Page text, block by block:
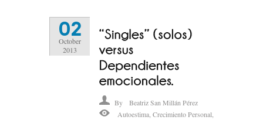
02
October
2013
By Beatriz San Millán Pérez
Autoestima, Crecimiento Personal,